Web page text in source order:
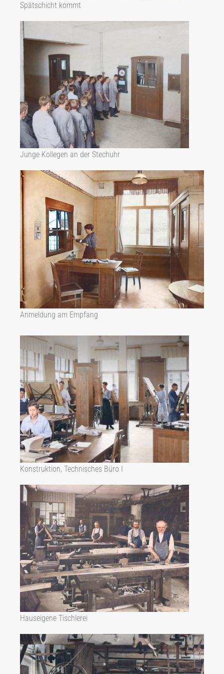
Spätschicht kommt
Junge Kollegen an der Stechuhr
Anmeldung am Empfang
Konstruktion, Technisches Büro I
Hauseigene Tischlerei